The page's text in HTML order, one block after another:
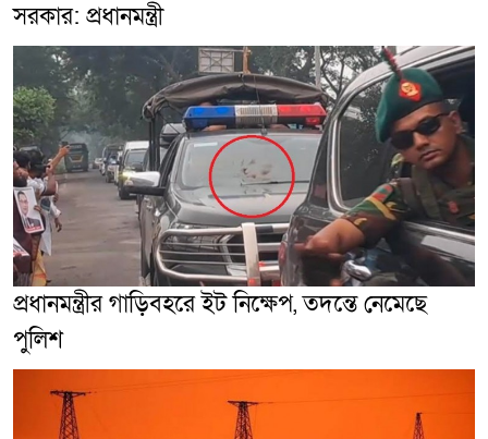
সরকার: প্রধানমন্ত্রী
প্রধানমন্ত্রীর গাড়িবহরে ইট নিক্ষেপ, তদন্তে নেমেছে
পুলিশ